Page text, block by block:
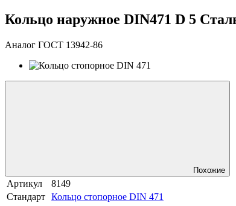
Кольцо наружное DIN471 D 5
Аналог ГОСТ 13942-86
Похожие
Артикул
8149
Стандарт Кольцо стопорное DIN 471